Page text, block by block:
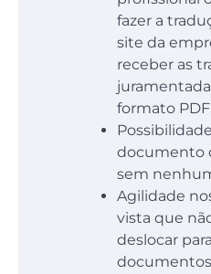
fazer a
site da
receber as
formato
documento
sem
Agilidade
vista que
deslocar
documentos